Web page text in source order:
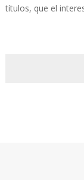
títulos, que el